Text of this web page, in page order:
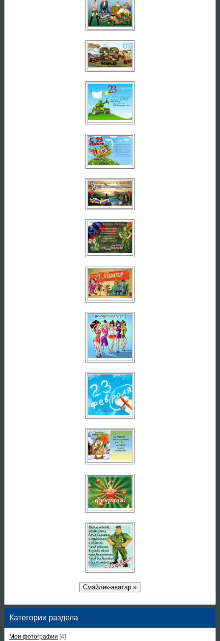
Смайлик-аватар »
Категории раздела
Мои фотографии [4]